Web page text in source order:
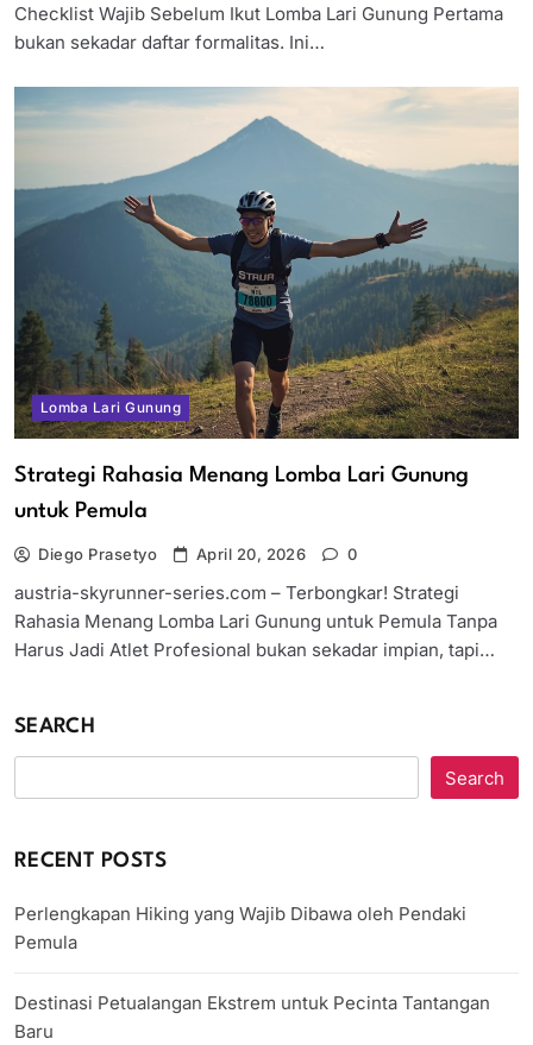
Checklist Wajib Sebelum Ikut Lomba Lari Gunung Pertama
bukan sekadar daftar formalitas. Ini…
Lomba Lari Gunung
Strategi Rahasia Menang Lomba Lari Gunung
untuk Pemula
Diego Prasetyo April 20, 2026 0
austria-skyrunner-series.com – Terbongkar! Strategi
Rahasia Menang Lomba Lari Gunung untuk Pemula Tanpa
Harus Jadi Atlet Profesional bukan sekadar impian, tapi…
SEARCH
Search
RECENT POSTS
Perlengkapan Hiking yang Wajib Dibawa oleh Pendaki
Pemula
Destinasi Petualangan Ekstrem untuk Pecinta Tantangan
Baru